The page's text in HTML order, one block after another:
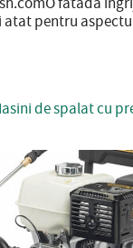
atat pentru
de spalat cu